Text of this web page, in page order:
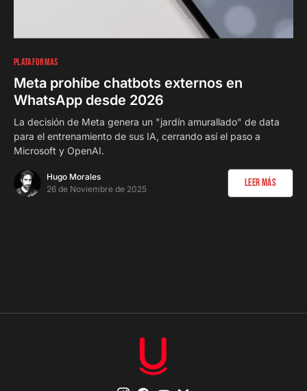
PLATAFORMAS
Meta prohíbe chatbots externos en
WhatsApp desde 2026
La decisión de Meta genera un "jardín amurallado" de data
para el entrenamiento de sus IA, cerrando así el paso a
Microsoft y OpenAI.
Hugo Morales
26 de Noviembre de 2025
Leer Más